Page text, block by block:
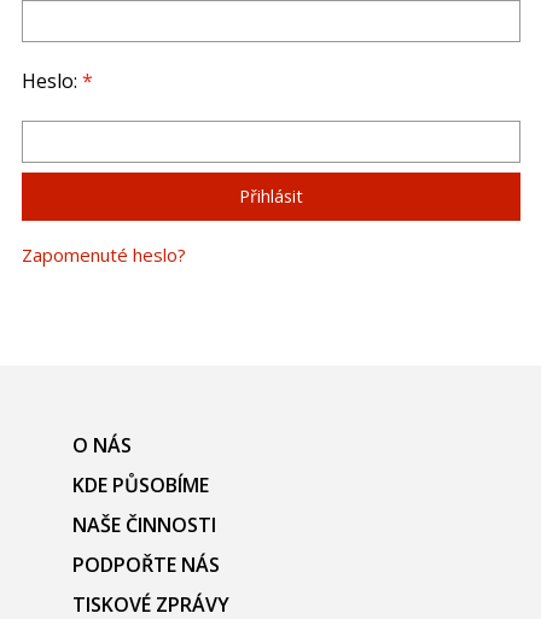
Heslo: *
Zapomenuté heslo?
O NÁS
KDE PŮSOBÍME
NAŠE ČINNOSTI
PODPOŘTE NÁS
TISKOVÉ ZPRÁVY